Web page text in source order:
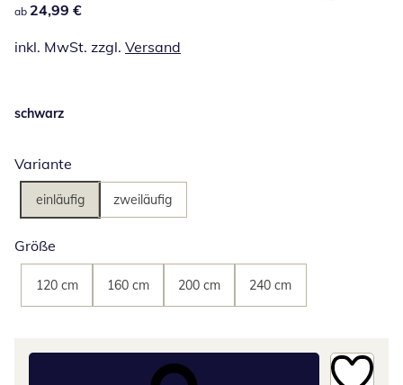
24,99 €
ab 24,99 €
inkl. MwSt. zzgl. Versand
schwarz
Variante
einläufig zweiläufig
Größe
120 cm 160 cm 200 cm 240 cm